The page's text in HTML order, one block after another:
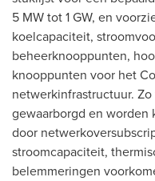
5 MW tot 1 GW, en
koelcapaciteit,
beheerknooppunten,
knooppunten voor het
netwerkinfrastructuur.
gewaarborgd en worden
door
stroomcapaciteit,
belemmeringen